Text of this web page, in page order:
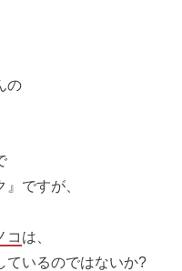
の
ですが、
コ は、
ているのではないか?